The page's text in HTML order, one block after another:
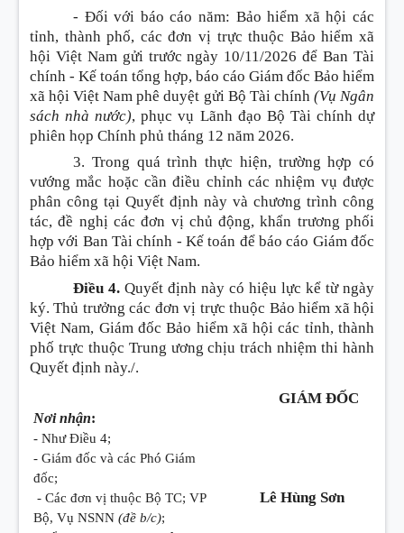
- Đối với báo cáo năm: Bảo hiểm xã hội các
tỉnh, thành phố, các đơn vị trực thuộc Bảo hiểm xã
hội Việt Nam gửi trước ngày 10/11/2026 để Ban Tài
chính - Kế toán tổng hợp, báo cáo Giám đốc Bảo hiểm
xã hội Việt Nam phê duyệt gửi Bộ Tài chính (Vụ Ngân
sách nhà nước), phục vụ Lãnh đạo Bộ Tài chính dự
phiên họp Chính phủ tháng 12 năm 2026.
3. Trong quá trình thực hiện, trường hợp có
vướng mắc hoặc cần điều chỉnh các nhiệm vụ được
phân công tại Quyết định này và chương trình công
tác, đề nghị các đơn vị chủ động, khẩn trương phối
hợp với Ban Tài chính - Kế toán để báo cáo Giám đốc
Bảo hiểm xã hội Việt Nam.
Điều 4. Quyết định này có hiệu lực kể từ ngày
ký. Thủ trưởng các đơn vị trực thuộc Bảo hiểm xã hội
Việt Nam, Giám đốc Bảo hiểm xã hội các tỉnh, thành
phố trực thuộc Trung ương chịu trách nhiệm thi hành
Quyết định này./.
Nơi nhận:
- Như Điều 4;
- Giám đốc và các Phó Giám
đốc;
- Các đơn vị thuộc Bộ TC; VP
Bộ, Vụ NSNN (đề b/c);
GIÁM ĐỐC
Lê Hùng Sơn